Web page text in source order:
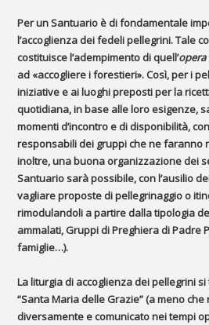
Per un Santuario è di fondamentale
l’accoglienza dei fedeli pellegrini. Tale
costituisce l’adempimento di quell’opera
ad «accogliere i forestieri». Così, per i
iniziative e ai luoghi preposti per la
quotidiana, in base alle loro esigenze,
momenti d’incontro e di disponibilità,
responsabili dei gruppi che ne faranno
inoltre, una buona organizzazione dei
Santuario sarà possibile, con l’ausilio
vagliare proposte di pellegrinaggio o
rimodulandoli a partire dalla tipologia
ammalati, Gruppi di Preghiera di Padre
famiglie…).
Laliturgia di accoglienza dei pellegrini
“Santa Maria delle Grazie” (a meno
diversamente e comunicato nei tempi